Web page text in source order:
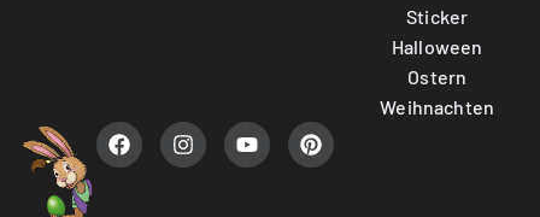
Sticker
Halloween
Ostern
Weihnachten